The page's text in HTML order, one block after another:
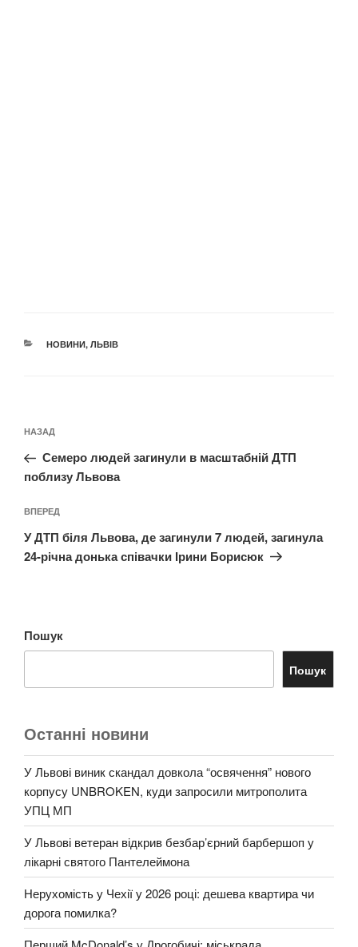
КАТЕГОРІЇ
НОВИНИ, ЛЬВІВ
записів
Попередній
запис:
НАЗАД
Семеро людей загинули в масштабній ДТП
поблизу Львова
Наступний
запис
ВПЕРЕД
У ДТП біля Львова, де загинули 7 людей, загинула
24-річна донька співачки Ірини Борисюк
Пошук
Пошук
Останні новини
У Львові виник скандал довкола “освячення” нового
корпусу UNBROKEN, куди запросили митрополита
УПЦ МП
У Львові ветеран відкрив безбар’єрний барбершоп у
лікарні святого Пантелеймона
Нерухомість у Чехії у 2026 році: дешева квартира чи
дорога помилка?